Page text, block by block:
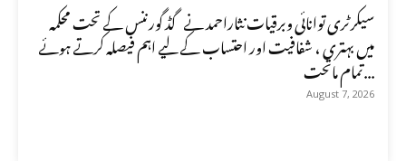
سیکرٹری توانائی وبرقیات نثاراحمد نے گڈ گورننس کے تحت محکمہ
میں بہتری ، شفافیت اور احتساب کے لیے اہم فیصلہ کرتے ہوئے
تمام ماتحت...
August 7, 2026